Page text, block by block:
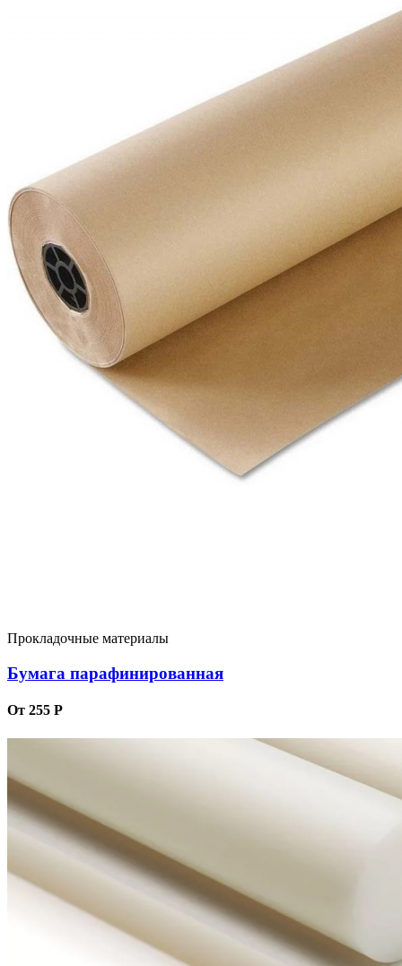
Прокладочные материалы
Бумага парафинированная
От 255 Р